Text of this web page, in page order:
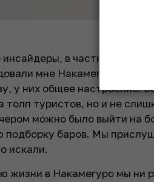
в частности
мне Накамегуро,
у них общее настроение.
толп туристов, но и не
можно было выйти на
подборку баров. Мы
искали.
жизни в Накамегуро мы ни